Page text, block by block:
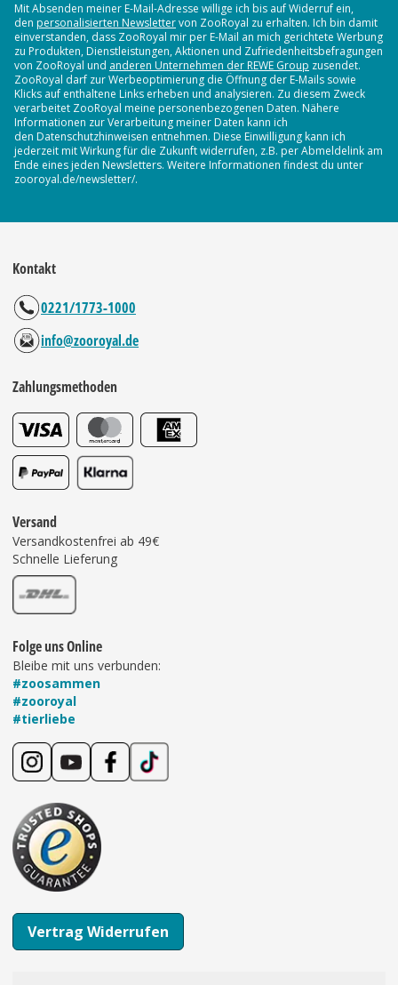
Mit Absenden meiner E-Mail-Adresse willige ich bis auf Widerruf ein,
den personalisierten Newslettervon ZooRoyal zu erhalten. Ich bin damit
einverstanden, dass ZooRoyal mir per E-Mail an mich gerichtete Werbung
zu Produkten, Dienstleistungen, Aktionen und Zufriedenheitsbefragungen
von ZooRoyal und anderen Unternehmen der REWE Group zusendet.
ZooRoyal darf zur Werbeoptimierung die Öffnung der E-Mails sowie
Klicks auf enthaltene Links erheben und analysieren. Zu diesem Zweck
verarbeitet ZooRoyal meine personenbezogenen Daten. Nähere
Informationen zur Verarbeitung meiner Daten kann ich
den Datenschutzhinweisen entnehmen. Diese Einwilligung kann ich
jederzeit mit Wirkung für die Zukunft widerrufen, z.B. per Abmeldelink am
Ende eines jeden Newsletters. Weitere Informationen findest du unter
zooroyal.de/newsletter/.
Kontakt
0221/1773-1000
info@zooroyal.de
Zahlungsmethoden
Versand
Versandkostenfrei ab 49€
Schnelle Lieferung
Folge uns Online
Bleibe mit uns verbunden:
#zoosammen
#zooroyal
#tierliebe
Vertrag Widerrufen